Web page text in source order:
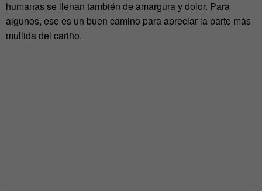
humanas se llenan también de amargura y dolor. Para
algunos, ese es un buen camino para apreciar la parte más
mullida del cariño.